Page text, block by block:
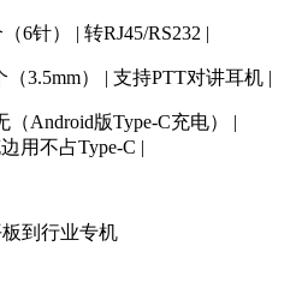
6针） | 转RJ45/RS232 |
（3.5mm） | 支持PTT对讲耳机 |
（Android版Type-C充电） |
用不占Type-C |
到行业专机